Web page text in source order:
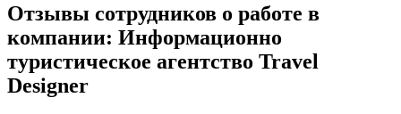
Отзывы сотрудников о работе в
компании: Информационно
туристическое агентство Travel
Designer